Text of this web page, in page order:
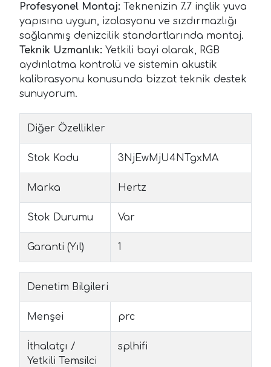
Profesyonel Montaj: Teknenizin 7.7 inçlik yuva
yapısına uygun, izolasyonu ve sızdırmazlığı
sağlanmış denizcilik standartlarında montaj.
Teknik Uzmanlık: Yetkili bayi olarak, RGB
aydınlatma kontrolü ve sistemin akustik
kalibrasyonu konusunda bizzat teknik destek
sunuyorum.
Diğer Özellikler
Stok Kodu 3NjEwMjU4NTgxMA
Marka Hertz
Stok Durumu Var
Garanti (Yıl) 1
Denetim Bilgileri
Menşei prc
İthalatçı /
Yetkili Temsilci
splhifi